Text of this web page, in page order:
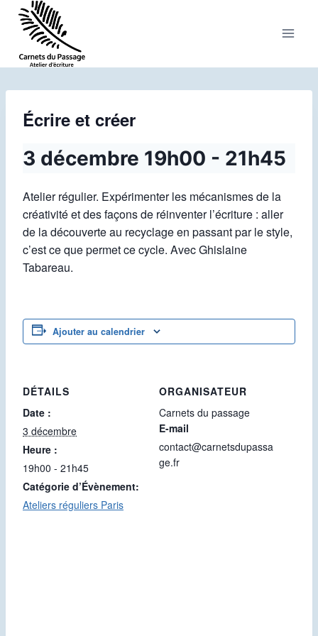
Aller
contenu
Écrire et créer
3 décembre 19h00 - 21h45
Atelier régulier. Expérimenter les mécanismes de la
créativité et des façons de réinventer l’écriture : aller
de la découverte au recyclage en passant par le style,
c’est ce que permet ce cycle. Avec Ghislaine
Tabareau.
Ajouter au calendrier
DÉTAILS
Date :
3 décembre
Heure :
19h00 - 21h45
Catégorie d’Évènement:
Ateliers réguliers Paris
ORGANISATEUR
Carnets du passage
E-mail
contact@carnetsdupassa
ge.fr